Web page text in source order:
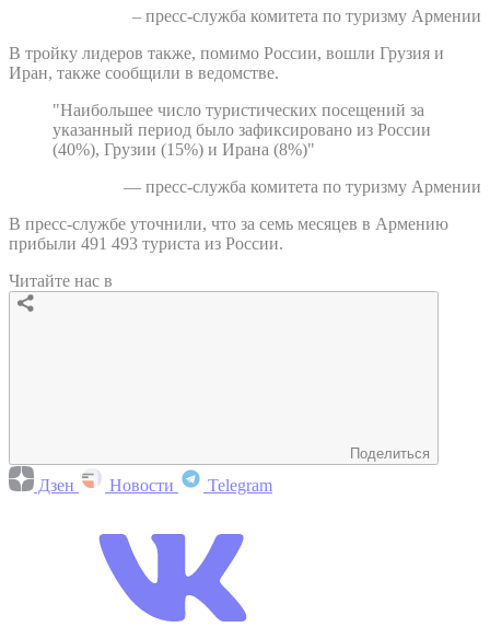
– пресс-служба комитета по туризму Армении
В тройку лидеров также, помимо России, вошли Грузия и
Иран, также сообщили в ведомстве.
"Наибольшее число туристических посещений за
указанный период было зафиксировано из России
(40%), Грузии (15%) и Ирана (8%)"
— пресс-служба комитета по туризму Армении
В пресс-службе уточнили, что за семь месяцев в Армению
прибыли 491 493 туриста из России.
Читайте нас в
Поделиться
Дзен Новости Telegram